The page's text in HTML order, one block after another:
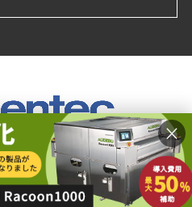
野3丁目3番2-225号(MAP)
×